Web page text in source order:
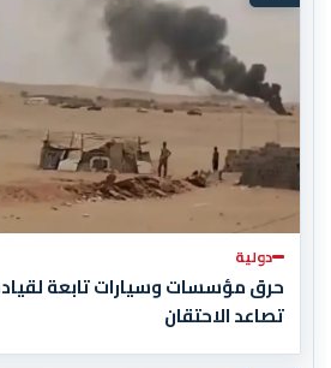
دولية
حرق مؤسسات وسيارات تابعة
تصاعد الاحتقان